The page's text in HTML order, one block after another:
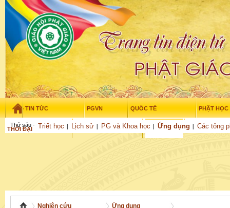
TIN TỨC PGVN QUỐC TẾ PHẬT HỌC
THỜI ĐẠI TUỔI TRẺ NGHIÊN CỨU
Triết học Lịch sử PG và Khoa học Ứng dụng Các tông
VĂN HỌC
Thứ sáu - 7/08/2026 – 18: 08: 37
Nghiên cứu Ứng dụng